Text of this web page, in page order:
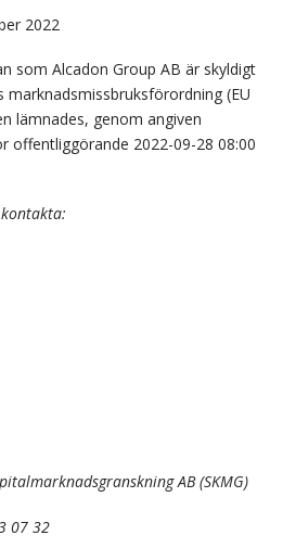
2022
som Alcadon Group AB är skyldigt
(EU
lämnades, genom angiven
offentliggörande 2022-09-28 08:00
AB (SKMG)
07 32